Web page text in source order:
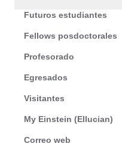
Futuros estudiantes
Fellows posdoctorales
Profesorado
Egresados
Visitantes
My Einstein (Ellucian)
Correo web